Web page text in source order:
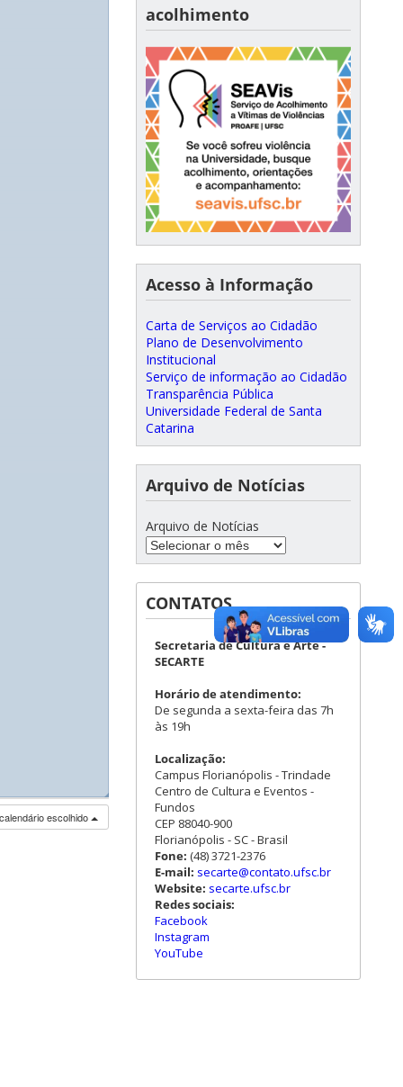
◢◢
escolhido
acolhimento
Acesso à Informação
Carta de Serviços ao Cidadão
Plano de Desenvolvimento
Institucional
Serviço de informação ao Cidadão
Transparência Pública
Universidade Federal de Santa
Catarina
Arquivo de Notícias
Arquivo de Notícias
CONTATOS
Secretaria de Cultura e Arte -
SECARTE
Horário de atendimento:
De segunda a sexta-feira das 7h
às 19h
Localização:
Campus Florianópolis - Trindade
Centro de Cultura e Eventos -
Fundos
CEP 88040-900
Florianópolis - SC - Brasil
Fone: (48) 3721-2376
E-mail: secarte@contato.ufsc.br
Website: secarte.ufsc.br
Redes sociais:
Facebook
Instagram
YouTube